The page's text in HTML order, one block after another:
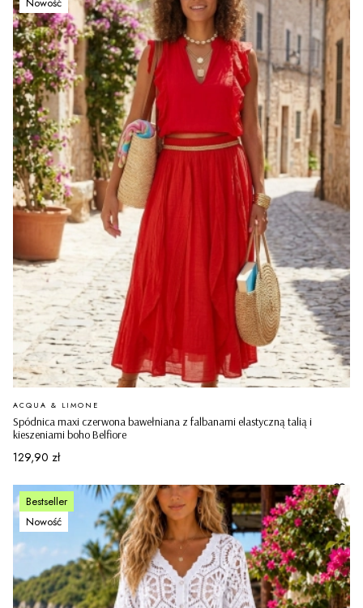
Spódnica maxi czerwona bawełniana z falbanami elastyczną talią i
kieszeniami boho Belfiore
PRODUCENT
ACQUA & LIMONE
Cena
129,90 zł
Bestseller
Nowość